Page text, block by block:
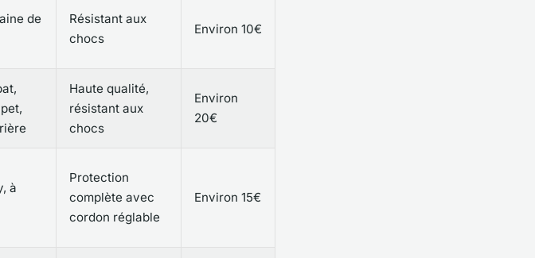
de
Résistant aux
chocs
Environ 10€
Haute qualité,
résistant aux
chocs
Environ
20€
à
Protection
complète avec
cordon réglable
Environ 15€